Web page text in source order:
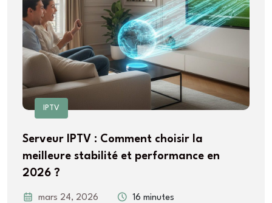
IPTV
Serveur IPTV : Comment choisir la
meilleure stabilité et performance en
2026 ?
mars 24, 2026 16 minutes